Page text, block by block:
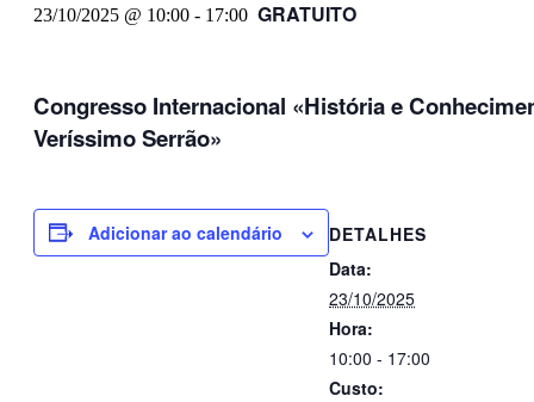
23/10/2025 @ 10:00 - 17:00 GRATUITO
Congresso Internacional «História e
Veríssimo Serrão»
Adicionar ao calendário
DETALHES
Data:
23/10/2025
Hora:
10:00 - 17:00
Custo: